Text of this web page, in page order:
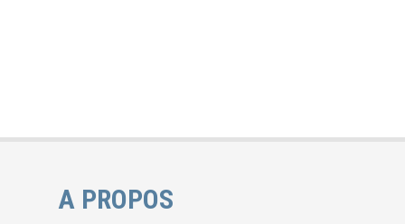
A PROPOS